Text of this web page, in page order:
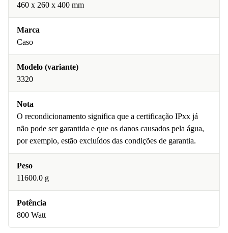
460 x 260 x 400 mm
Marca
Caso
Modelo (variante)
3320
Nota
O recondicionamento significa que a certificação IPxx já
não pode ser garantida e que os danos causados pela água,
por exemplo, estão excluídos das condições de garantia.
Peso
11600.0 g
Potência
800 Watt